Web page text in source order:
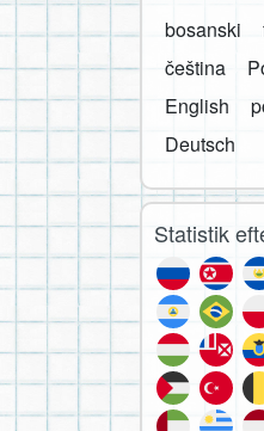
bosanski
čeština
English
Deutsch
Statistik